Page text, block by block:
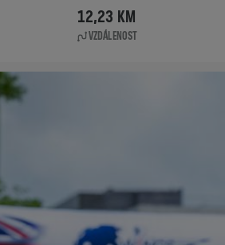
12,23 KM
VZDÁLENOST